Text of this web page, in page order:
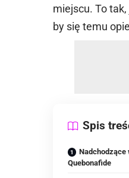
miejscu. To
by się temu
Spis
Nadchodzące
Quebonafide